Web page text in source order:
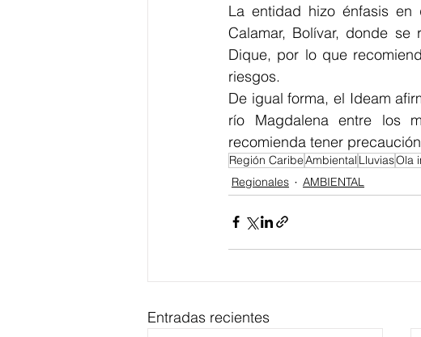
La entidad hizo énfasis
Calamar, Bolívar, donde
Dique, por lo que
riesgos.
De igual forma, el Ideam
río Magdalena entre los
recomienda tener
Región CaribeAmbiental LluviasOla
Regionales
AMBIENTAL
Entradas recientes